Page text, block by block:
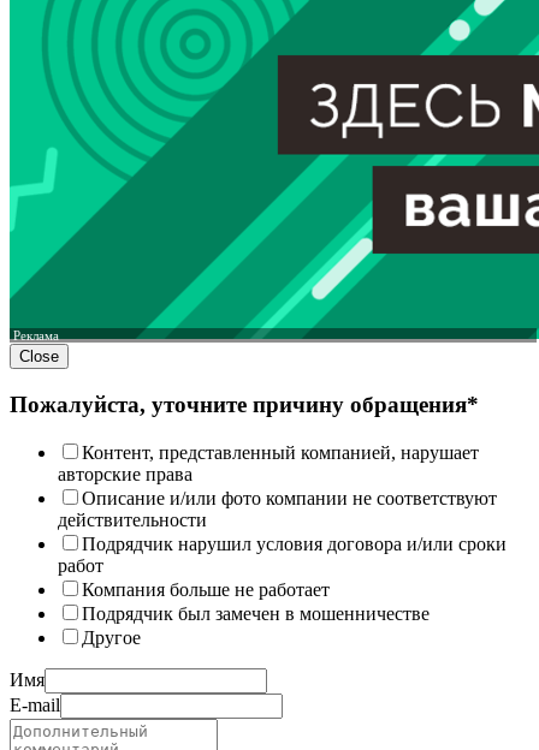
Реклама
Close
Пожалуйста, уточните причину обращения*
Контент, представленный компанией, нарушает
авторские права
Описание и/или фото компании не соответствуют
действительности
Подрядчик нарушил условия договора и/или сроки
работ
Компания больше не работает
Подрядчик был замечен в мошенничестве
Другое
Имя
E-mail